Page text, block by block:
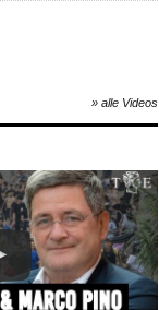
» alle Videos